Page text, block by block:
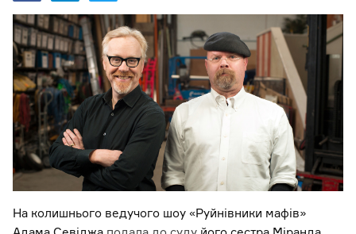
На колишнього ведучого шоу «Руйнівники мафів»